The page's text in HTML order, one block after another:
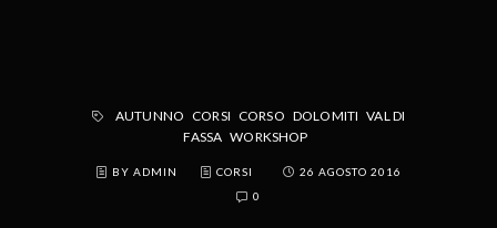
AUTUNNO CORSI CORSO DOLOMITI VAL DI
FASSA WORKSHOP
BY ADMIN CORSI
26 AGOSTO 2016
0